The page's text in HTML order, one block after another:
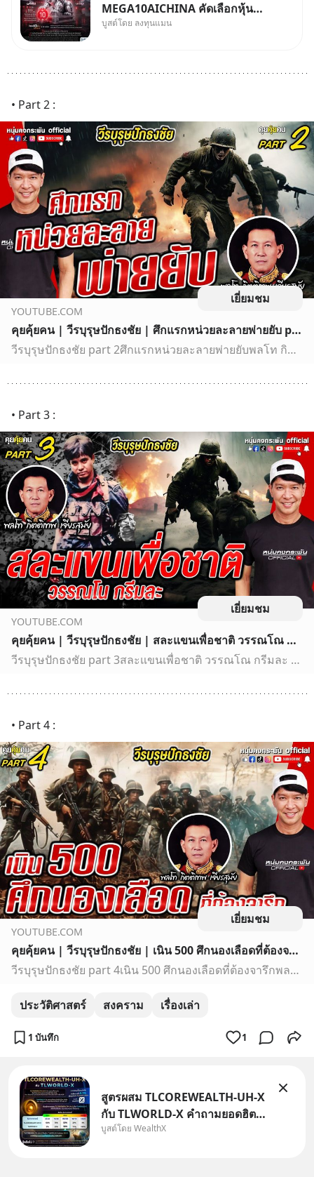
MEGA10AICHINA คัดเลือกหุ้น
ใหม่ 9 ตัว เข้ากองทุน.. ครอบคลุม
50% ค่าธรรมเนียมซื้อ | ยอด 2
บูสต์โดย ลงทุนแมน
• Part 2 :
เยี่ยมชม
YOUTUBE.COM
คุยคุ้ยคน | วีรบุรุษปักธงชัย | ศึกแรกหน่วยละลายพ่ายยับ part 2
วีรบุรุษปักธงชัย part 2ศึกแรกหน่วยละลายพ่ายยับพลโท กิตติเทพ เจียรสุมัยเรื่องราวของวีรบุรุษ หน่วยรบกล้าตายแห่งค่ายปักธงชัย ผู้ก่อตั้งหน่วยกล้าตายนินจา และส…
• Part 3 :
เยี่ยมชม
YOUTUBE.COM
คุยคุ้ยคน | วีรบุรุษปักธงชัย | สละแขนเพื่อชาติ วรรณโณ กรีมละ part 3
วีรบุรุษปักธงชัย part 3สละแขนเพื่อชาติ วรรณโณ กรีมละ พลโท กิตติเทพ เจียรสุมัยเรื่องราวของวีรบุรุษ หน่วยรบกล้าตายแห่งค่ายปักธงชัย ผู้ก่อตั้งหน่วยกล้าตายนินจ…
• Part 4 :
เยี่ยมชม
YOUTUBE.COM
คุยคุ้ยคน | วีรบุรุษปักธงชัย | เนิน 500 ศึกนองเลือดที่ต้องจารึก part 4
วีรบุรุษปักธงชัย part 4เนิน 500 ศึกนองเลือดที่ต้องจารึกพลโท กิตติเทพ เจียรสุมัยเรื่องราวของวีรบุรุษ หน่วยรบกล้าตายแห่งค่ายปักธงชัย ผู้ก่อตั้งหน่วยกล้าตายนิ…
ประวัติศาสตร์ สงคราม เรื่องเล่า
1 บันทึก 1
สูตรผสม TLCOREWEALTH-UH-X
กับ TLWORLD-X คำถามยอดฮิตที่
คนใช้ WealthX ถามเข้ามา
บูสต์โดย WealthX